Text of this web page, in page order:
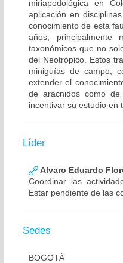
miriapodológica en
aplicación en
conocimiento de esta
años, principalmente
taxonómicos que no
del Neotrópico. Estos
miniguías de campo,
extender el
de arácnidos como
incentivar su estudio en
Líder
Alvaro Eduardo
Coordinar las
Estar pendiente de las
Sedes
BOGOTÁ